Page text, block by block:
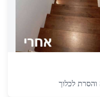
והסרת לכלוך